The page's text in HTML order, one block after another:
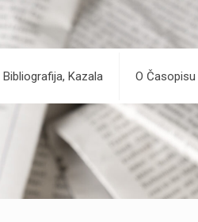
Bibliografija, Kazala O Časopisu